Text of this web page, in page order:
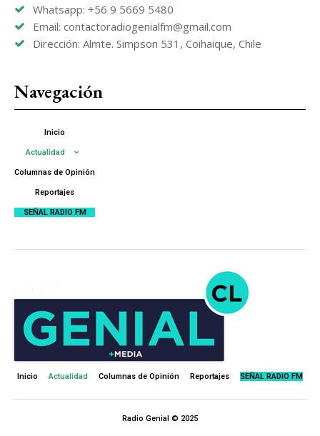
Whatsapp: +56 9 5669 5480
Email: contactoradiogenialfm@gmail.com
Dirección: Almte. Simpson 531, Coihaique, Chile
Navegación
Inicio
Actualidad
Columnas de Opinión
Reportajes
SEÑAL RADIO FM
Inicio Actualidad Columnas de Opinión Reportajes SEÑAL RADIO FM
Radio Genial © 2025